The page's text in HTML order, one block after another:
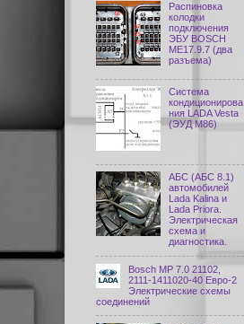
Распиновка
колодки
подключения
ЭБУ BOSCH
ME17.9.7 (два
разъема)
Система
кондиционирова
ния LADA Vesta
(ЭУД М86)
АБС (АБС 8.1)
автомобилей
Lada Kalina и
Lada Priora.
Электрическая
схема и
диагностика.
Bosch МР 7.0 21102,
2111-1411020-40 Евро-2
Электрические схемы
соединений